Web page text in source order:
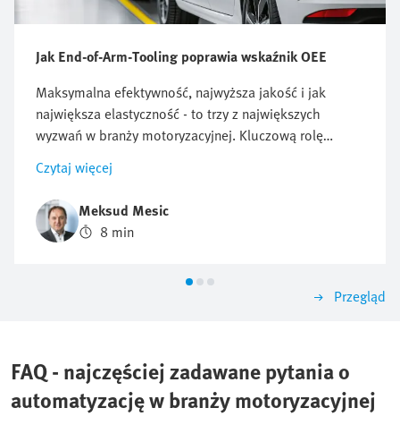
Jak End-of-Arm-Tooling poprawia wskaźnik OEE
Maksymalna efektywność, najwyższa jakość i jak
największa elastyczność - to trzy z największych
wyzwań w branży motoryzacyjnej. Kluczową rolę
specjalnie dostosowane do wymagań nowoczesnych
systemów produkcyjnych na spawalni i tłoczni.
Czytaj więcej
Meksud Mesic
8 min
Przegląd
FAQ - najczęściej zadawane pytania o
automatyzację w branży motoryzacyjnej